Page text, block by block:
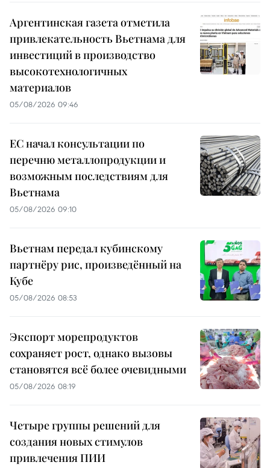
Аргентинская газета отметила
привлекательность Вьетнама для
инвестиций в производство
высокотехнологичных
материалов
05/08/2026 09:46
ЕС начал консультации по
перечню металлопродукции и
возможным последствиям для
Вьетнама
05/08/2026 09:10
Вьетнам передал кубинскому
партнёру рис, произведённый на
Кубе
05/08/2026 08:53
Экспорт морепродуктов
сохраняет рост, однако вызовы
становятся всё более очевидными
05/08/2026 08:19
Четыре группы решений для
создания новых стимулов
привлечения ПИИ